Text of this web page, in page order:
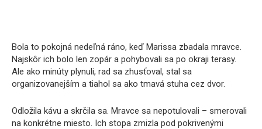
Bola to pokojná nedeľná ráno, keď Marissa zbadala mravce.
Najskôr ich bolo len zopár a pohybovali sa po okraji terasy.
Ale ako minúty plynuli, rad sa zhusťoval, stal sa
organizovanejším a tiahol sa ako tmavá stuha cez dvor.
Odložila kávu a skrčila sa. Mravce sa nepotulovali – smerovali
na konkrétne miesto. Ich stopa zmizla pod pokrivenými